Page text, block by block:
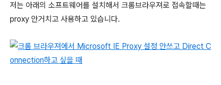
저는 아래의 소프트웨어를 설치해서 크롬브라우져로 접속할때는
proxy 안거치고 사용하고 있습니다.